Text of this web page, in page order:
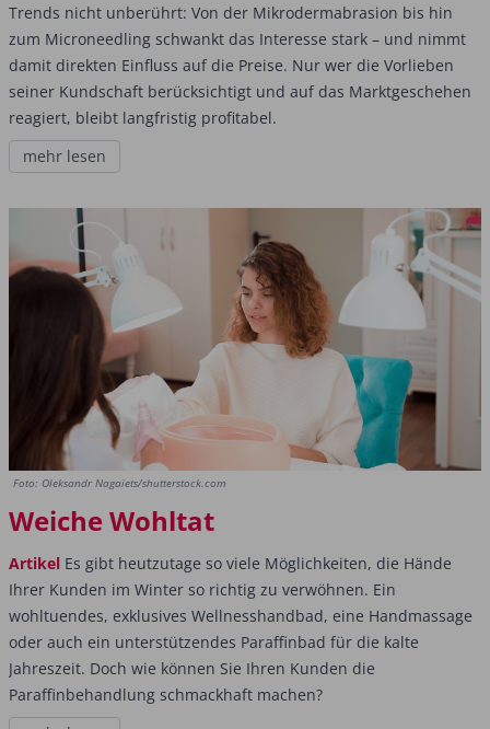
Trends nicht unberührt: Von der Mikrodermabrasion bis hin
zum Microneedling schwankt das Interesse stark – und nimmt
damit direkten Einfluss auf die Preise. Nur wer die Vorlieben
seiner Kundschaft berücksichtigt und auf das Marktgeschehen
reagiert, bleibt langfristig profitabel.
mehr lesen
Foto: Oleksandr Nagaiets/shutterstock.com
Weiche Wohltat
Artikel Es gibt heutzutage so viele Möglichkeiten, die Hände
Ihrer Kunden im Winter so richtig zu verwöhnen. Ein
wohltuendes, exklusives Wellnesshandbad, eine Handmassage
oder auch ein unterstützendes Paraffinbad für die kalte
Jahreszeit. Doch wie können Sie Ihren Kunden die
Paraffinbehandlung schmackhaft machen?